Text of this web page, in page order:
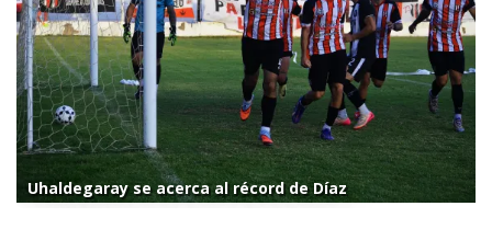
Uhaldegaray se acerca al récord de Díaz